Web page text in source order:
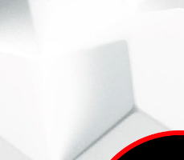
ВИННЫЙ СКЛАД